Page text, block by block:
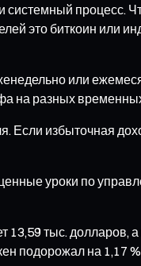
процесс.
это биткоин или
или
на разных
избыточная
уроки по
13,59 тыс.
подорожал на 1,17